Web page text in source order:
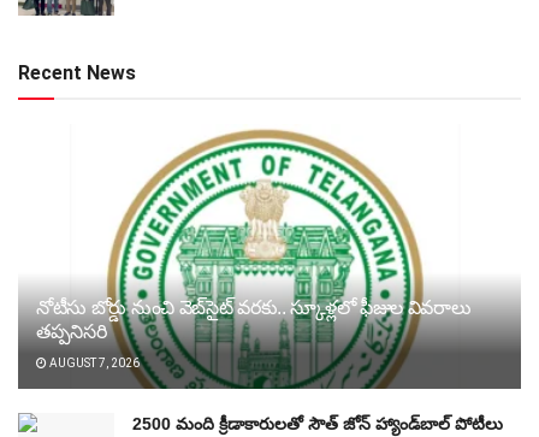
Recent News
నోటీసు బోర్డు నుంచి వెబ్‌సైట్‌ వరకు.. స్కూళ్లలో ఫీజుల వివరాలు
తప్పనిసరి
AUGUST 7, 2026
2500 మంది క్రీడాకారులతో సౌత్‌ జోన్‌ హ్యాండ్‌బాల్‌ పోటీలు